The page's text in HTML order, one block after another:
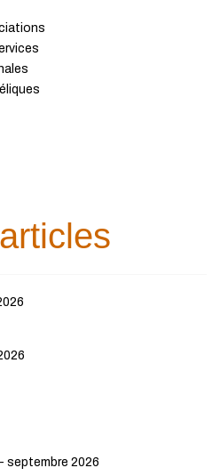
septembre 2026